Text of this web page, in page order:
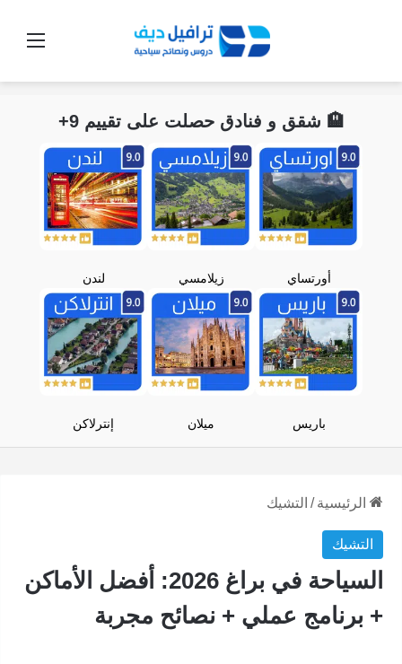
🏨 شقق و فنادق حصلت على تقييم 9+
أورتساي زيلامسي لندن
باريس ميلان إنترلاكن
الرئيسية / التشيك
التشيك
السياحة في براغ 2026: أفضل الأماكن
+ برنامج عملي + نصائح مجربة